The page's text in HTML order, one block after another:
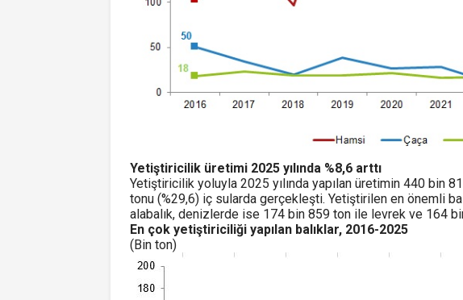
Yetiştiricilik üretimi 2025 yılında %8,6 arttı
Yetiştiricilik yoluyla 2025 yılında yapılan üretimin 440 bin
tonu (%29,6) iç sularda gerçekleşti. Yetiştirilen en önemli
alabalık, denizlerde ise 174 bin 859 ton ile levrek ve 164
En çok yetiştiriciliği yapılan balıklar, 2016-2025
(Bin ton)